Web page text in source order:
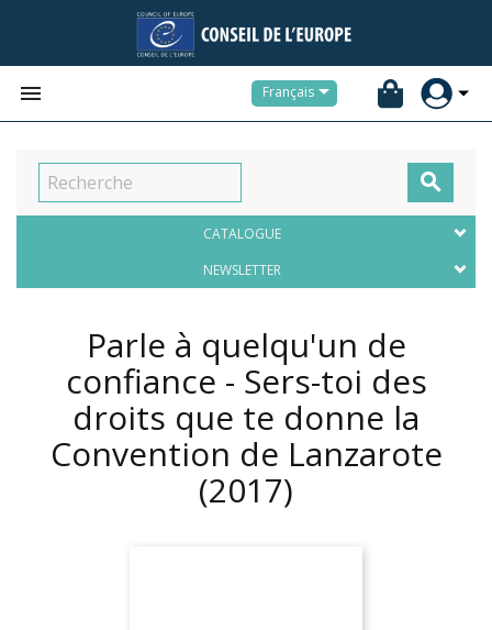
 Français

CATALOGUE
NEWSLETTER
Parle à quelqu'un de
confiance - Sers-toi des
droits que te donne la
Convention de Lanzarote
(2017)